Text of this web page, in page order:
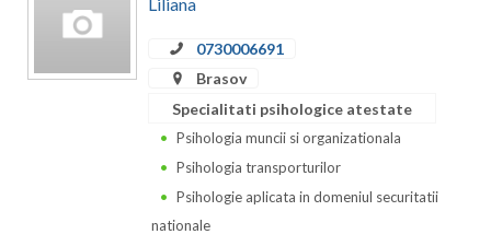
0730006691
Brasov
Specialitati psihologice atestate
Psihologia muncii si organizationala
Psihologia transporturilor
Psihologie aplicata in domeniul securitatii
nationale